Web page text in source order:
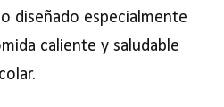
diseñado especialmente
caliente y saludable